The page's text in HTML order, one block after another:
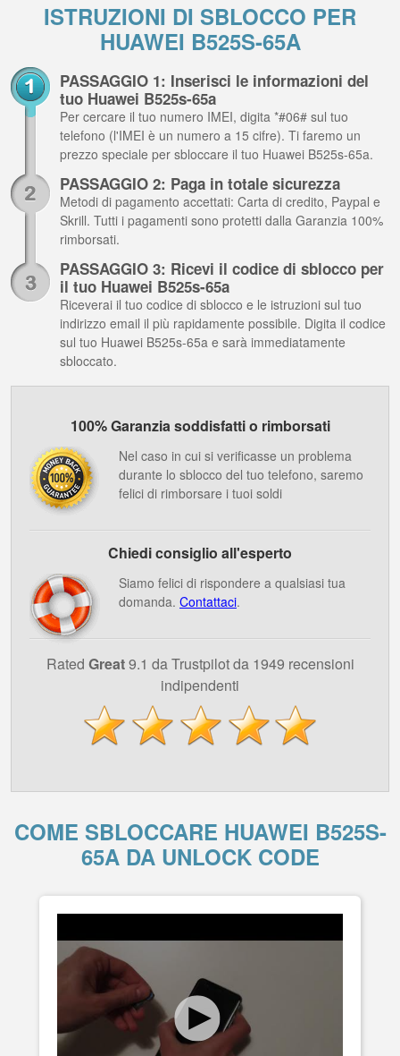
ISTRUZIONI DI SBLOCCO PER
HUAWEI B525S-65A
PASSAGGIO 1: Inserisci le informazioni del
tuo Huawei B525s-65a
Per cercare il tuo numero IMEI, digita *#06# sul tuo
telefono (l'IMEI è un numero a 15 cifre). Ti faremo un
prezzo speciale per sbloccare il tuo Huawei B525s-65a.
PASSAGGIO 2: Paga in totale sicurezza
Metodi di pagamento accettati: Carta di credito, Paypal e
Skrill. Tutti i pagamenti sono protetti dalla Garanzia 100%
rimborsati.
PASSAGGIO 3: Ricevi il codice di sblocco per
il tuo Huawei B525s-65a
Riceverai il tuo codice di sblocco e le istruzioni sul tuo
indirizzo email il più rapidamente possibile. Digita il codice
sul tuo Huawei B525s-65a e sarà immediatamente
sbloccato.
100% Garanzia soddisfatti o rimborsati
Nel caso in cui si verificasse un problema
durante lo sblocco del tuo telefono, saremo
felici di rimborsare i tuoi soldi
Chiedi consiglio all'esperto
Siamo felici di rispondere a qualsiasi tua
domanda. Contattaci.
Rated Great9.1 da Trustpilot da 1949 recensioni
indipendenti
COME SBLOCCARE HUAWEI B525S-
65A DA UNLOCK CODE